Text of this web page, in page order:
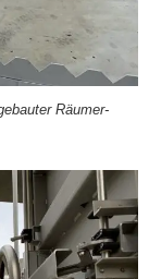
Räu­mer­